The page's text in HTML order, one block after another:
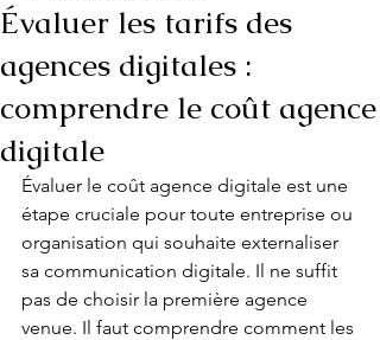
Évaluer les tarifs des
agences digitales :
comprendre le coût agence
digitale
Évaluer le coût agence digitale est une
étape cruciale pour toute entreprise ou
organisation qui souhaite externaliser
sa communication digitale. Il ne suffit
pas de choisir la première agence
venue. Il faut comprendre comment les